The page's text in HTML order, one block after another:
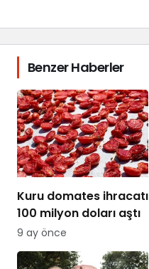
Benzer Haberler
Kuru domates ihracatı
100 milyon doları aştı
9 ay önce